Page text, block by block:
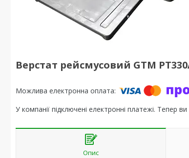
Верстат рейсмусовий GTM
У компанії підключені електронні платежі. Тепер
Опис